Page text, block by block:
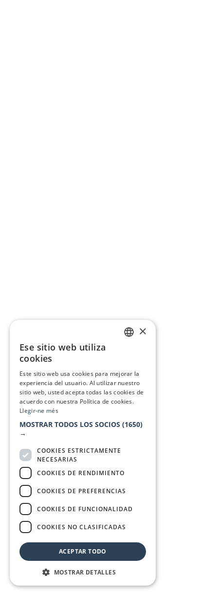
×
Ese sitio web utiliza
cookies
Este sitio web usa cookies para mejorar la
experiencia del usuario. Al utilizar nuestro
sitio web, usted acepta todas las cookies de
acuerdo con nuestra Política de cookies.
Llegir-ne més
MOSTRAR TODOS LOS SOCIOS (1650)
→
COOKIES ESTRICTAMENTE
NECESARIAS
COOKIES DE RENDIMIENTO
COOKIES DE PREFERENCIAS
COOKIES DE FUNCIONALIDAD
COOKIES NO CLASIFICADAS
ACEPTAR TODO
MOSTRAR DETALLES